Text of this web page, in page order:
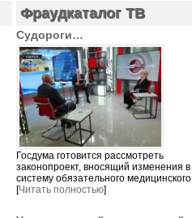
Фраудкаталог ТВ
Судороги…
Госдума готовится рассмотреть
законопроект, вносящий изменения в
систему обязательного медицинского
[Читать полностью]